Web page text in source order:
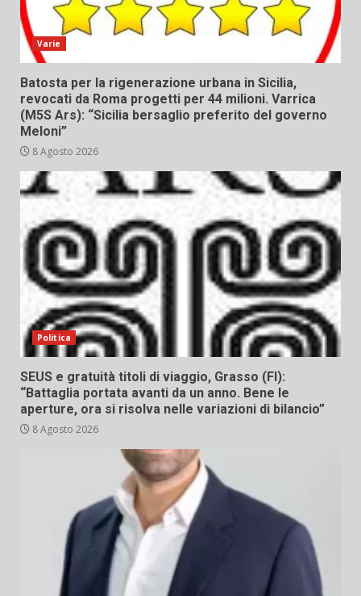
Varie
Batosta per la rigenerazione urbana in Sicilia,
revocati da Roma progetti per 44 milioni. Varrica
(M5S Ars): “Sicilia bersaglio preferito del governo
Meloni”
8 Agosto 2026
Politica
SEUS e gratuità titoli di viaggio, Grasso (FI):
“Battaglia portata avanti da un anno. Bene le
aperture, ora si risolva nelle variazioni di bilancio”
8 Agosto 2026